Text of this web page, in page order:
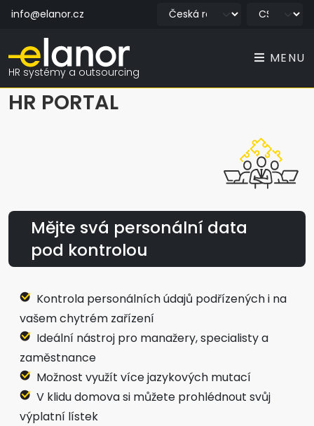
info@elanor.cz
HR systémy a outsourcing
MENU
HR PORTAL
Mějte svá personální data
pod kontrolou
Kontrola personálních údajů podřízených i na
vašem chytrém zařízení
Ideální nástroj pro manažery, specialisty a
zaměstnance
Možnost využít více jazykových mutací
V klidu domova si můžete prohlédnout svůj
výplatní lístek